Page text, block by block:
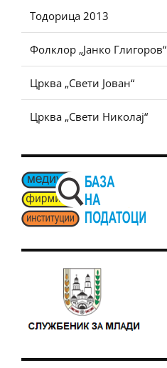
Тодорица 2013
Фолклор „Јанко Глигоров“
Црква „Свети Јован“
Црква „Свети Николај“